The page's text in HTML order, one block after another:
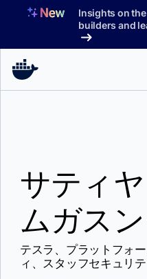
へ
Insights on
builders and
料金プラン
ブログ
ドキュメント
サティ
ムガス
テスラ、プラットフォ
ィ、スタッフセキュリ